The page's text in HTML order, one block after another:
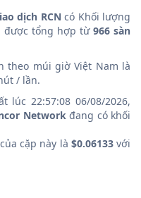
dịch RCN có Khối lượng
được tổng hợp từ 966 sàn
theo múi giờ Việt Nam là
/ lần.
22:57:08 06/08/2026,
Networkđang có khối
cặp này là $0.06133với